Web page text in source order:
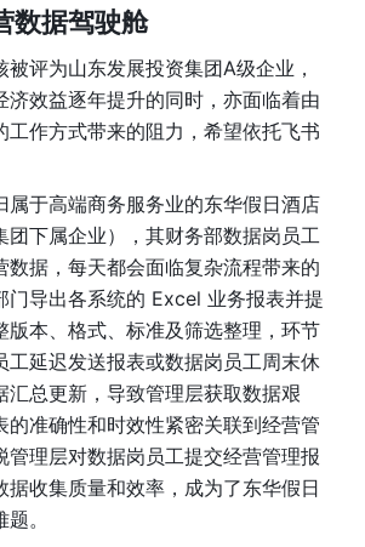
数据驾驶舱
评为山东发展投资集团A级企业，
济效益逐年提升的同时，亦面临着由
工作方式带来的阻力，希望依托飞书
属于高端商务服务业的东华假日酒店
团下属企业），其财务部数据岗员工
数据，每天都会面临复杂流程带来的
门导出各系统的 Excel 业务报表并提
版本、格式、标准及筛选整理，环节
工延迟发送报表或数据岗员工周末休
汇总更新，导致管理层获取数据艰
的准确性和时效性紧密关联到经营管
管理层对数据岗员工提交经营管理报
据收集质量和效率，成为了东华假日
。